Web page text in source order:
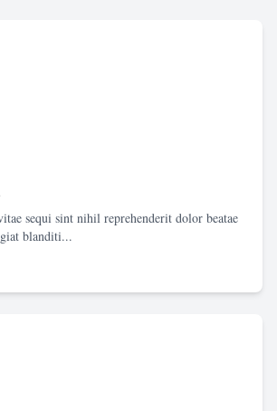
sequi sint nihil reprehenderit dolor beatae
blanditi...